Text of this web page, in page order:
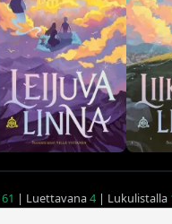
61 | Luettavana4 | Lukulistalla